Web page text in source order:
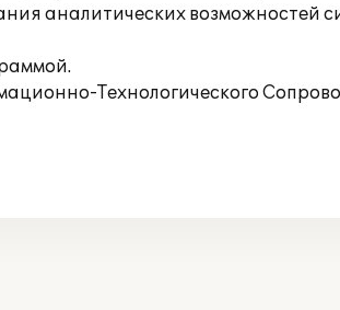
аналитических возможностей
Технологического